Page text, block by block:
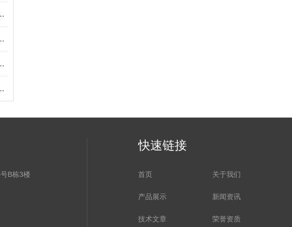
见困扰状况的小妙招
仪务参考的方法有这些
要懂得哪些细节点
是受哪些因素影响
B栋3楼
快速链接
首页 关于我们
产品展示 新闻资讯
技术文章 荣誉资质